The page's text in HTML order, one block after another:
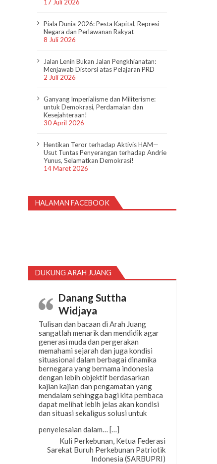
17 Juli 2026
Piala Dunia 2026: Pesta Kapital, Represi
Negara dan Perlawanan Rakyat
8 Juli 2026
Jalan Lenin Bukan Jalan Pengkhianatan:
Menjawab Distorsi atas Pelajaran PRD
2 Juli 2026
Ganyang Imperialisme dan Militerisme:
untuk Demokrasi, Perdamaian dan
Kesejahteraan!
30 April 2026
Hentikan Teror terhadap Aktivis HAM—
Usut Tuntas Penyerangan terhadap Andrie
Yunus, Selamatkan Demokrasi!
14 Maret 2026
HALAMAN FACEBOOK
DUKUNG ARAH JUANG
Danang Suttha
Widjaya
Tulisan dan bacaan di Arah Juang
sangatlah menarik dan mendidik agar
generasi muda dan pergerakan
memahami sejarah dan juga kondisi
situasional dalam berbagai dinamika
bernegara yang bernama indonesia
dengan lebih objektif berdasarkan
kajian kajian dan pengamatan yang
mendalam sehingga bagi kita pembaca
dapat melihat lebih jelas akan kondisi
dan situasi sekaligus solusi untuk
penyelesaian dalam…[…]
Kuli Perkebunan, Ketua Federasi
Sarekat Buruh Perkebunan Patriotik
Indonesia (SARBUPRI)